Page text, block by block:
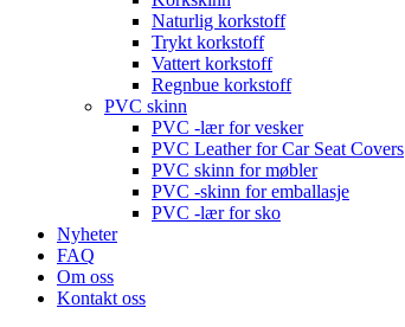
Naturlig korkstoff
Trykt korkstoff
Vattert korkstoff
Regnbue korkstoff
PVC skinn
PVC -lær for vesker
PVC Leather for Car Seat Covers
PVC skinn for møbler
PVC -skinn for emballasje
PVC -lær for sko
Nyheter
FAQ
Om oss
Kontakt oss